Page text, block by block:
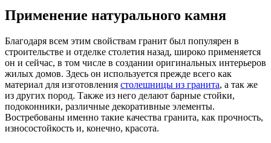
Применение натурального камня
Благодаря всем этим свойствам гранит был популярен в
строительстве и отделке столетия назад, широко применяется
он и сейчас, в том числе в создании оригинальных интерьеров
жилых домов. Здесь он используется прежде всего как
материал для изготовления столешницы из гранита, а так же
из других пород. Также из него делают барные стойки,
подоконники, различные декоративные элементы.
Востребованы именно такие качества гранита, как прочность,
износостойкость и, конечно, красота.